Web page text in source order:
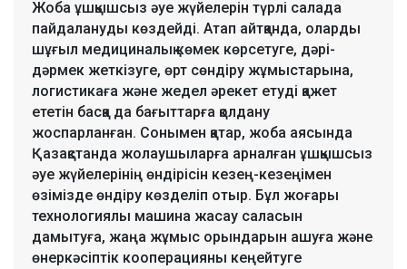
Жоба ұшқышсыз әуе жүйелерін түрлі салада
пайдалануды көздейді. Атап айтқанда, оларды
шұғыл медициналық көмек көрсетуге, дәрі-
дәрмек жеткізуге, өрт сөндіру жұмыстарына,
логистикаға және жедел әрекет етуді қажет
ететін басқа да бағыттарға қолдану
жоспарланған. Сонымен қатар, жоба аясында
Қазақстанда жолаушыларға арналған ұшқышсыз
әуе жүйелерінің өндірісін кезең-кезеңімен
өзімізде өндіру көзделіп отыр. Бұл жоғары
технологиялы машина жасау саласын
дамытуға, жаңа жұмыс орындарын ашуға және
өнеркәсіптік кооперацияны кеңейтуге